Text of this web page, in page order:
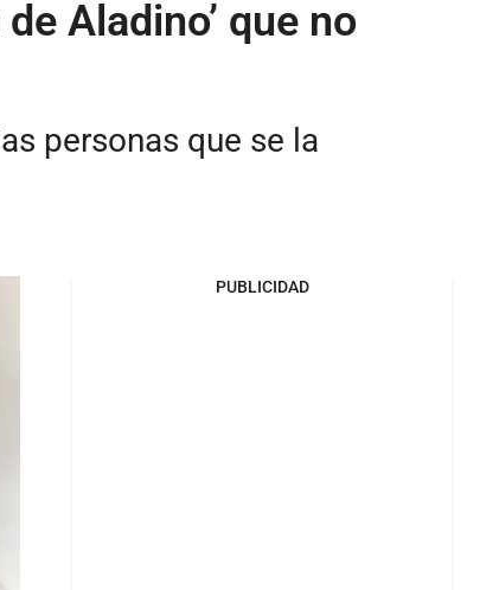
Aladino’ que no
personas que se la
PUBLICIDAD